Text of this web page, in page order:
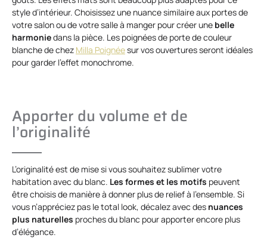
style d’intérieur. Choisissez une nuance similaire aux portes de
votre salon ou de votre salle à manger pour créer une belle
harmoniedans la pièce. Les poignées de porte de couleur
blanche de chez Milla Poignéesur vos ouvertures seront idéales
pour garder l’effet monochrome.
Apporter du volume et de
l’originalité
L’originalité est de mise si vous souhaitez sublimer votre
habitation avec du blanc. Les formes et les motifs peuvent
être choisis de manière à donner plus de relief à l’ensemble. Si
vous n’appréciez pas le total look, décalez avec des nuances
plus naturelles proches du blanc pour apporter encore plus
d’élégance.